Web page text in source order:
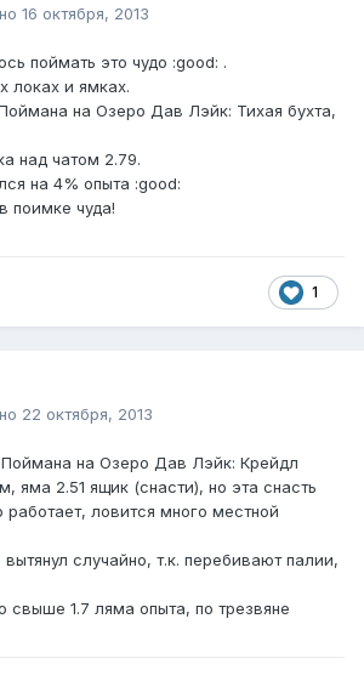
16 октября, 2013
поймать это чудо :good: .
локах и ямках.
на Озеро Дав Лэйк: Тихая бухта,
над чатом 2.79.
на 4% опыта :good:
поимке чуда!
1
22 октября, 2013
на Озеро Дав Лэйк: Крейдл
яма 2.51 ящик (снасти), но эта снасть
ловится много местной
случайно, т.к. перебивают палии,
свыше 1.7 ляма опыта, по трезвяне